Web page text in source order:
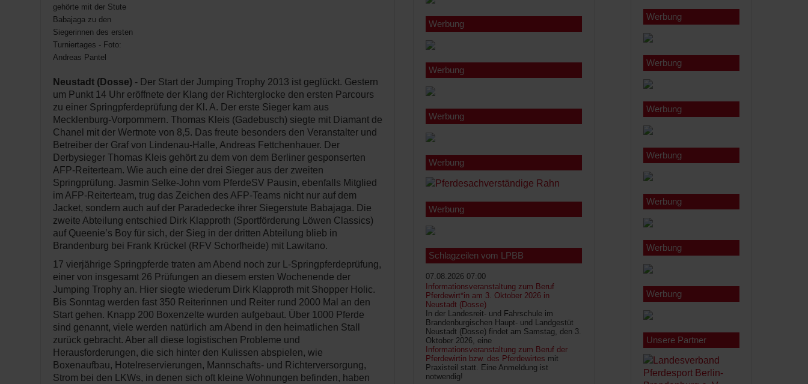
gehörte mit der Stute
Babajaga zu den
Siegerinnen des ersten
Turniertages - Foto:
Andreas Pantel
Neustadt (Dosse) - Der Start der Jumping Trophy 2013 ist geglückt. Gestern
um Punkt 14 Uhr eröffnete der Klang der Richterglocke den ersten Parcours
zu einer Springpferdeprüfung der Kl. A. Der erste Sieger kam aus
Mecklenburg-Vorpommern. Thomas Kleis (Gadebusch) siegte mit Diamant de
Chanel mit der Wertnote von 8,5. Das freute besonders den Veranstalter und
Betreiber der Graf von Lindenau-Halle, Andreas Fettchenhauer. Der
Derbysieger Thomas Kleis gehört zu dem von dem Berliner gesponserten
AFP-Reiterteam. Wie auch eine der drei Sieger aus der zweiten
Springprüfung. Jasmin Selke-John vom PferdeSV Pausin, ebenfalls Mitglied
im AFP-Reiterteam, trug das Zeichen des AFP-Teams nicht nur auf dem
Jacket, sondern auch auf der Paradedecke ihrer Siegerstute Babajaga. Die
zweite Abteilung entschied Dirk Klapproth (Sportförderung Löwen Classics)
auf Queenie’s Boy für sich, der Sieg in der dritten Abteilung blieb in
Brandenburg bei Frank Krückel (RFV Schorfheide) mit Lawitano.
17 vierjährige Springpferde traten am Abend noch zur L-Springpferdeprüfung,
einer von insgesamt 26 Prüfungen an diesem ersten Wochenende der
Jumping Trophy an. Hier siegte wiederum Dirk Klapproth mit Shopper Holic.
Bis Sonntag werden fast 350 Reiterinnen und Reiter rund 2000 Mal an den
Start gehen. Knapp 200 Boxenzelte wurden aufgebaut. Über 1000 Pferde
sind genannt, viele werden natürlich am Abend in den heimatlichen Stall
zurück gebracht. Aber all diese logistischen Probleme und
Herausforderungen, die sich hinter den Kulissen abspielen, wie
Boxenaufbau, Hotelreservierungen, Mannschafts- und Richterversorgung,
Strom bei den LKWs, in denen sich oft kleine Wohnungen befinden, haben
Werbung
Werbung
Werbung
Werbung
Werbung
Schlagzeilen vom LPBB
07.08.2026 07:00
Informationsveranstaltung zum Beruf
Pferdewirt*in am 3. Oktober 2026 in
Neustadt (Dosse)
In der Landesreit- und Fahrschule im
Brandenburgischen Haupt- und Landgestüt
Neustadt (Dosse) findet am Samstag, den 3.
Oktober 2026, eine
Informationsveranstaltung zum Beruf der
Pferdewirtin bzw. des Pferdewirtes mit
Praxisteil statt. Eine Anmeldung ist
notwendig!
Werbung
Werbung
Werbung
Werbung
Werbung
Werbung
Werbung
Unsere Partner